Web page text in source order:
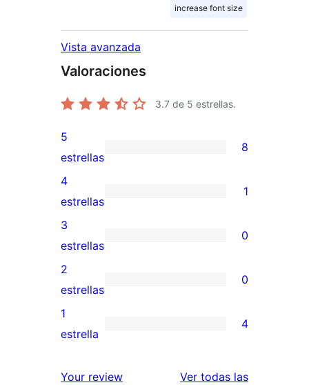
increase font size
Vista avanzada
Valoraciones
3.7 de 5 estrellas.
8
valoraciones
de
5
estrellas
5
estrellas
8
1
valoración
de
4
estrellas
4
estrellas
1
0
valoraciones
de
3
estrellas
3
estrellas
0
0
valoraciones
de
estrellas
2
estrellas
0
4
de
1
estrella
4
Your review Ver todas las